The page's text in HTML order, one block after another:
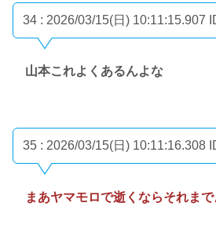
34 : 2026/03/15(日) 10:11:15.907
山本これよくあるんよな
35 : 2026/03/15(日) 10:11:16.308
まあヤマモロで逝くならそれまで